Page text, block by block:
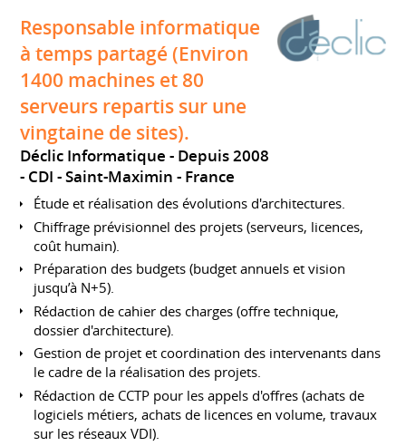
Responsable informatique
à temps partagé (Environ
1400 machines et 80
serveurs repartis sur une
vingtaine de sites).
Déclic Informatique
Depuis 2008
CDI
Saint-Maximin France
Étude et réalisation des évolutions d'architectures.
Chiffrage prévisionnel des projets (serveurs, licences,
coût humain).
Préparation des budgets (budget annuels et vision
jusqu’à N+5).
Rédaction de cahier des charges (offre technique,
dossier d'architecture).
Gestion de projet et coordination des intervenants dans
le cadre de la réalisation des projets.
Rédaction de CCTP pour les appels d'offres (achats de
logiciels métiers, achats de licences en volume, travaux
sur les réseaux VDI).